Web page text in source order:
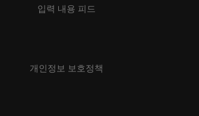
입력 내용 피드
개인정보 보호정책